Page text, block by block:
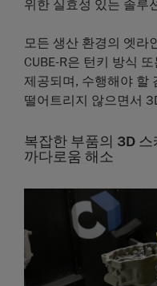
위한 실효성 있는 솔루
모든 생산 환경의 엣라
CUBE-R은 턴키 방식
제공되며, 수행해야 할
떨어트리지 않으면서
복잡한 부품의 3D
까다로움 해소